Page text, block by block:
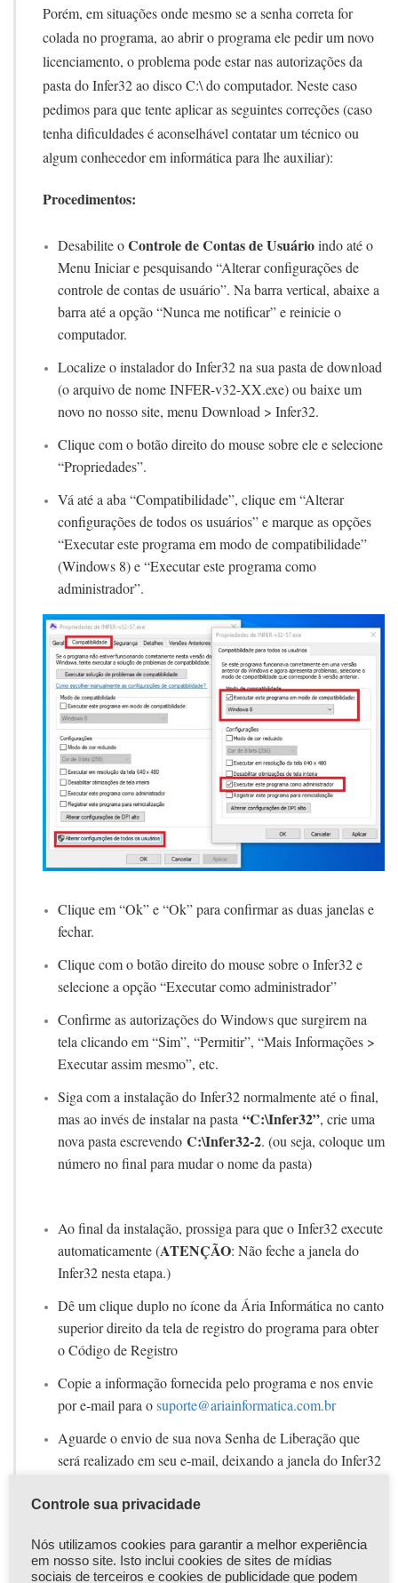
I
N
F
R
3
2
c
o
n
h
a
d
i
b
e
r
ç
r
e
c
b
d
a
Porém, em situações onde mesmo se a senha correta for
colada no programa, ao abrir o programa ele pedir um novo
licenciamento, o problema pode estar nas autorizações da
pasta do Infer32 ao disco C:\ do computador. Neste caso
pedimos para que tente aplicar as seguintes correções (caso
tenha dificuldades é aconselhável contatar um técnico ou
algum conhecedor em informática para lhe auxiliar):
Procedimentos:
Desabilite oControle de Contas de Usuárioindo até o
Menu Iniciar e pesquisando “Alterar configurações de
controle de contas de usuário”. Na barra vertical, abaixe a
barra até a opção “Nunca me notificar” e reinicie o
computador.
Localize o instalador do Infer32 na sua pasta de download
(o arquivo de nome INFER-v32-XX.exe) ou baixe um
novo no nosso site, menu Download > Infer32.
Clique com o botão direito do mouse sobre ele e selecione
“Propriedades”.
Vá até a aba “Compatibilidade”, clique em “Alterar
configurações de todos os usuários” e marque as opções
“Executar este programa em modo de compatibilidade”
(Windows 8) e “Executar este programa como
administrador”.
Clique em “Ok” e “Ok” para confirmar as duas janelas e
fechar.
Clique com o botão direito do mouse sobre o Infer32 e
selecione a opção “Executar como administrador”
Confirme as autorizações do Windows que surgirem na
tela clicando em “Sim”, “Permitir”, “Mais Informações >
Executar assim mesmo”, etc.
Siga com a instalação do Infer32 normalmente até o final,
mas ao invés de instalar na pasta “C:\Infer32”, crie uma
nova pasta escrevendo C:\Infer32-2. (ou seja, coloque um
número no final para mudar o nome da pasta)
Ao final da instalação, prossiga para que o Infer32 execute
automaticamente (ATENÇÃO: Não feche a janela do
Infer32 nesta etapa.)
Dê um clique duplo no ícone da Ária Informática no canto
superior direito da tela de registro do programa para obter
o Código de Registro
Copie a informação fornecida pelo programa e nos envie
por e-mail para osuporte@ariainformatica.com.br
Aguarde o envio de sua nova Senha de Liberação que
será realizado em seu e-mail, deixando a janela do Infer32
efetue também estas configurações:
https://ariainformatica.com.br/faq/configuracao-do-mcafee-
Controle sua privacidade
Nós utilizamos cookies para garantir a melhor experiência
em nosso site. Isto inclui cookies de sites de mídias
sociais de terceiros e cookies de publicidade que podem